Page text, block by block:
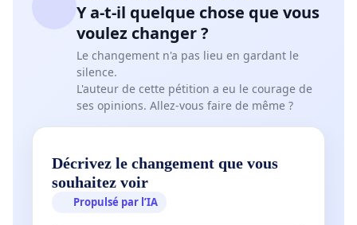
Y a-t-il quelque chose que vous
voulez changer ?
Le changement n'a pas lieu en gardant le
silence.
L'auteur de cette pétition a eu le courage de
ses opinions. Allez-vous faire de même ?
Décrivez le changement que vous
souhaitez voir
Propulsé par l’IA